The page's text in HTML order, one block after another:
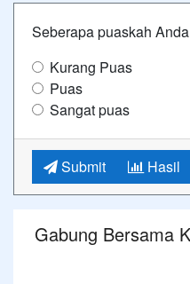
Seberapa puaskah
Kurang Puas
Puas
Sangat puas
Submit Hasil
Gabung Bersama